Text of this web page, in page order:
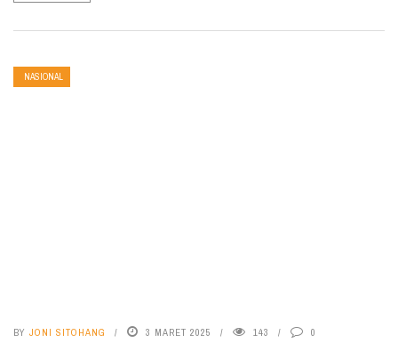
NASIONAL
BY JONI SITOHANG 3 MARET 2025 143 0